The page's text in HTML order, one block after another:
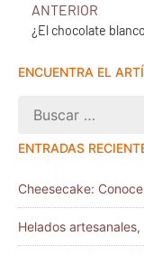
ANTERIOR
ENCUENTRA EL
ENTRADAS
Cheesecake:
Helados